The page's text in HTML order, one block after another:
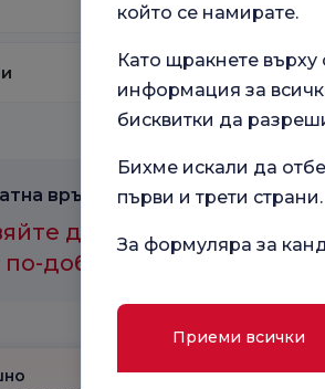
Пакет за
връзка е важна за нас.
да участвате в нашите
по-добро здравно
който се намирате.
Като щракнете
информация за
бисквитки да
Бихме искали да
първи и трети страни.
За формуляра за
Приеми всички